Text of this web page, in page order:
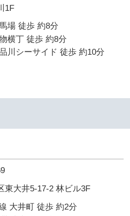
1F
場 徒歩 約8分
横丁 徒歩 約8分
川シーサイド 徒歩 約10分
東大井5-17-2 林ビル3F
大井町 徒歩 約2分